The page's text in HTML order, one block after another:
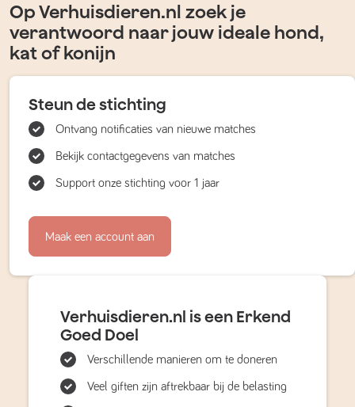
Op Verhuisdieren.nl zoek je
verantwoord naar jouw ideale hond,
kat of konijn
Steun de stichting
Ontvang notificaties van nieuwe matches
Bekijk contactgegevens van matches
Support onze stichting voor 1 jaar
Maak een account aan
Verhuisdieren.nl is een Erkend
Goed Doel
Verschillende manieren om te doneren
Veel giften zijn aftrekbaar bij de belasting